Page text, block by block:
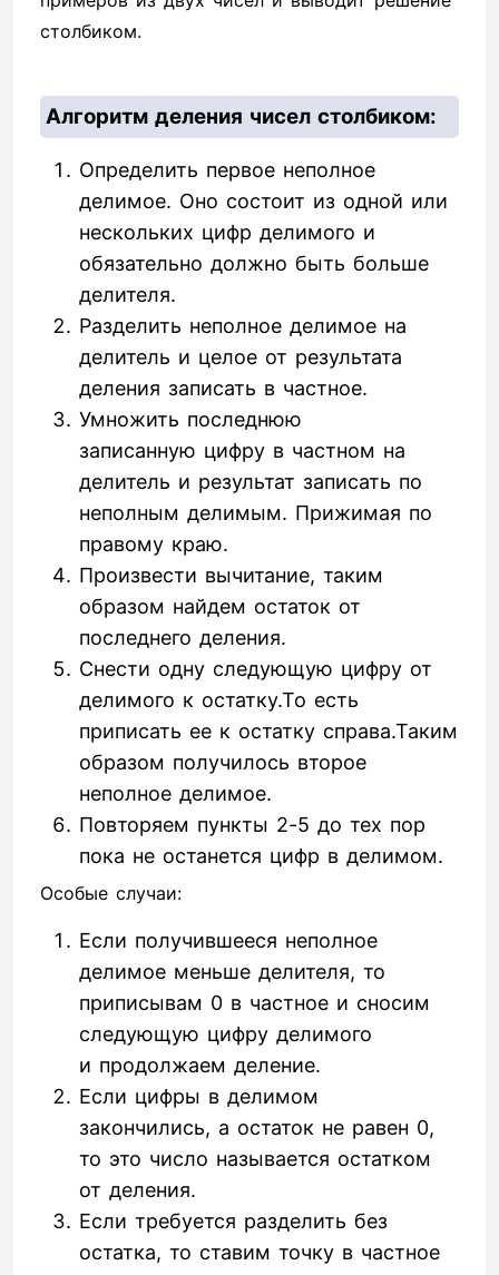
столбиком.
Алгоритм деления чисел столбиком:
Определить первое неполное
делимое. Оно состоит из одной или
нескольких цифр делимого и
обязательно должно быть больше
делителя.
Разделить неполное делимое на
делитель и целое от результата
деления записать в частное.
Умножить последнюю
записанную цифру в частном на
делитель и результат записать по
неполным делимым. Прижимая по
правому краю.
Произвести вычитание, таким
образом найдем остаток от
последнего деления.
Снести одну следующую цифру от
делимого к остатку.То есть
приписать ее к остатку справа.Таким
образом получилось второе
неполное делимое.
Повторяем пункты 2-5 до тех пор
пока не останется цифр в делимом.
Особые случаи:
Если получившееся неполное
делимое меньше делителя, то
приписывам 0 в частное и сносим
следующую цифру делимого
и продолжаем деление.
Если цифры в делимом
закончились, а остаток не равен 0,
то это число называется остатком
от деления.
Если требуется разделить без
остатка, то ставим точку в частное